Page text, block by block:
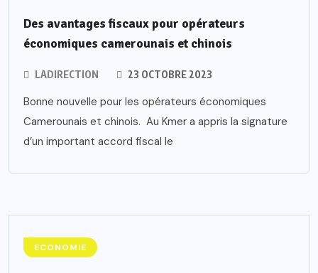
Des avantages fiscaux pour opérateurs
économiques camerounais et chinois
LADIRECTION 23 OCTOBRE 2023
Bonne nouvelle pour les opérateurs économiques
Camerounais et chinois. Au Kmer a appris la signature
d’un important accord fiscal le
ECONOMIE